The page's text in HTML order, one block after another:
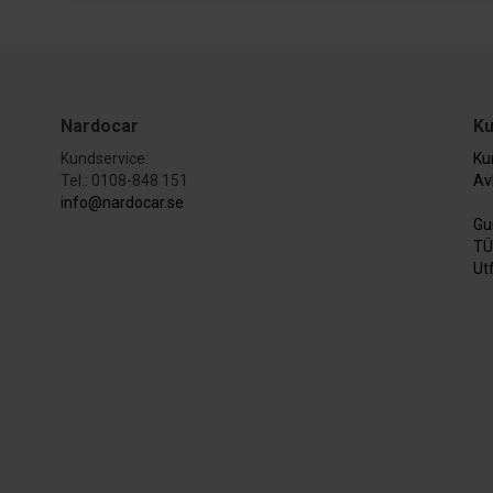
Nardocar
Kundservice:
Tel.: 0108-848 151
info@nardocar.se